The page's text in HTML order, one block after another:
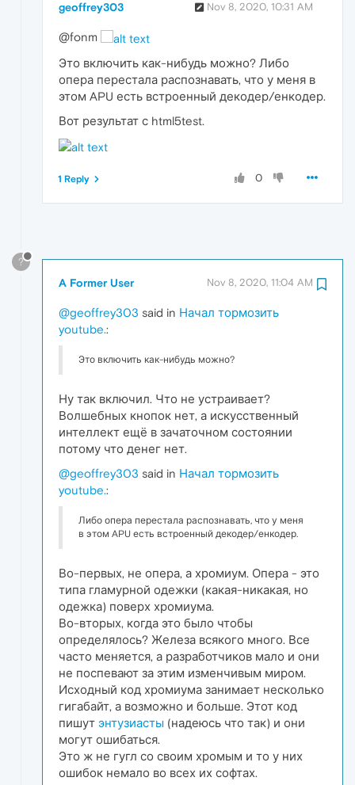
geoffrey303 Nov 8, 2020, 10:31 AM
@fonm
Это включить как-нибудь можно? Либо
опера перестала распознавать, что у меня в
этом APU есть встроенный декодер/енкодер.
Вот результат с html5test.
0
1 Reply
?
A Former User Nov 8, 2020, 11:04 AM
@geoffrey303 said in Начал тормозить
youtube.:
Это включить как-нибудь можно?
Ну так включил. Что не устраивает?
Волшебных кнопок нет, а искусственный
интеллект ещё в зачаточном состоянии
потому что денег нет.
@geoffrey303 said in Начал тормозить
youtube.:
Либо опера перестала распознавать, что у меня
в этом APU есть встроенный декодер/енкодер.
Во-первых, не опера, а хромиум. Опера - это
типа гламурной одежки (какая-никакая, но
одежка) поверх хромиума.
Во-вторых, когда это было чтобы
определялось? Железа всякого много. Все
часто меняется, а разработчиков мало и они
не поспевают за этим изменчивым миром.
Исходный код хромиума занимает несколько
гигабайт, а возможно и больше. Этот код
пишут энтузиасты (надеюсь что так) и они
могут ошибаться.
Это ж не гугл со своим хромым и то у них
ошибок немало во всех их софтах.